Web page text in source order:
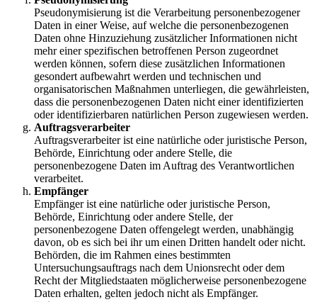
Pseudonymisierung ist die Verarbeitung personenbezogener
Daten in einer Weise, auf welche die personenbezogenen
Daten ohne Hinzuziehung zusätzlicher Informationen nicht
mehr einer spezifischen betroffenen Person zugeordnet
werden können, sofern diese zusätzlichen Informationen
gesondert aufbewahrt werden und technischen und
organisatorischen Maßnahmen unterliegen, die gewährleisten,
dass die personenbezogenen Daten nicht einer identifizierten
oder identifizierbaren natürlichen Person zugewiesen werden.
Auftragsverarbeiter
Auftragsverarbeiter ist eine natürliche oder juristische Person,
Behörde, Einrichtung oder andere Stelle, die
personenbezogene Daten im Auftrag des Verantwortlichen
verarbeitet.
Empfänger
Empfänger ist eine natürliche oder juristische Person,
Behörde, Einrichtung oder andere Stelle, der
personenbezogene Daten offengelegt werden, unabhängig
davon, ob es sich bei ihr um einen Dritten handelt oder nicht.
Behörden, die im Rahmen eines bestimmten
Untersuchungsauftrags nach dem Unionsrecht oder dem
Recht der Mitgliedstaaten möglicherweise personenbezogene
Daten erhalten, gelten jedoch nicht als Empfänger.